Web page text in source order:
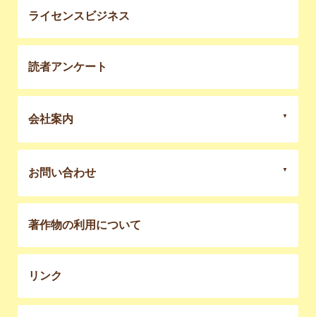
ライセンスビジネス
読者アンケート
会社案内
お問い合わせ
著作物の利用について
リンク